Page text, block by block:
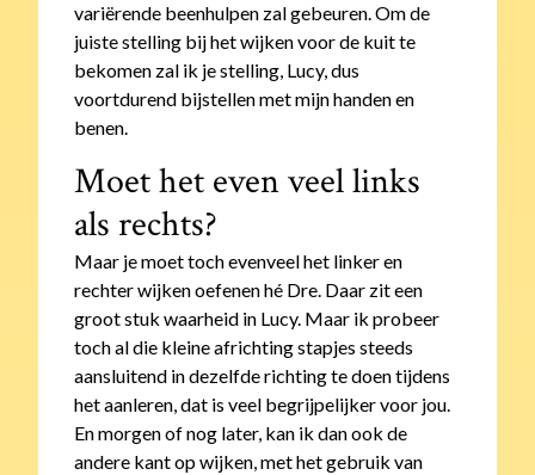
variërende beenhulpen zal gebeuren. Om de
juiste stelling bij het wijken voor de kuit te
bekomen zal ik je stelling, Lucy, dus
voortdurend bijstellen met mijn handen en
benen.
Moet het even veel links
als rechts?
Maar je moet toch evenveel het linker en
rechter wijken oefenen hé Dre. Daar zit een
groot stuk waarheid in Lucy. Maar ik probeer
toch al die kleine africhting stapjes steeds
aansluitend in dezelfde richting te doen tijdens
het aanleren, dat is veel begrijpelijker voor jou.
En morgen of nog later, kan ik dan ook de
andere kant op wijken, met het gebruik van